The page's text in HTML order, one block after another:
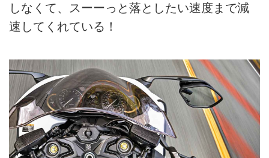
しなくて、スーーっと落としたい速度まで減
速してくれている！